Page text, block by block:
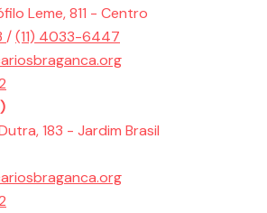
Leme, 811 - Centro
/(11) 4033-6447
183 - Jardim Brasil